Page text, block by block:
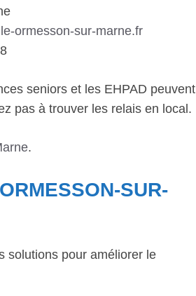
ormesson-sur-marne.fr
seniors et les EHPAD peuvent
pas à trouver les relais en local.
.
SUR-
solutions pour améliorer le